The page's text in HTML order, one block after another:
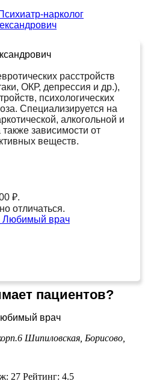
нарколог
расстройств
ОКР, депрессия и др.),
психологических
Специализируется на
алкогольной и
зависимости от
веществ.
₽.
отличаться.
Любимый врач
пациентов?
врач
Шипиловская, Борисово,
27 Рейтинг: 4.5